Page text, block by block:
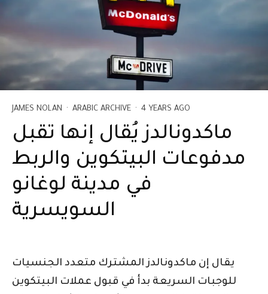
JAMES NOLAN · ARABIC ARCHIVE · 4 YEARS AGO
ماكدونالدز يُقال إنها تقبل
مدفوعات البيتكوين والربط
في مدينة لوغانو
السويسرية
يقال إن ماكدونالدز المشترك متعدد الجنسيات
للوجبات السريعة بدأ في قبول عملات البيتكوين